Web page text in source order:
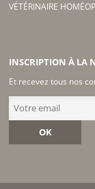
VÉTÉRINAIRE
INSCRIPTION À LA
Et recevez tous nos
OK